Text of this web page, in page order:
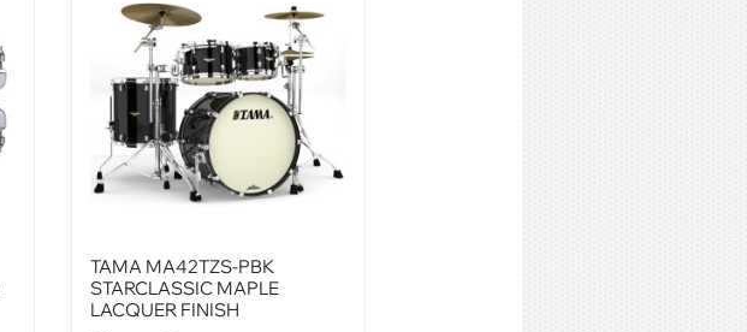
TAMA MA42TZS-PBK
STARCLASSIC MAPLE
LACQUER FINISH